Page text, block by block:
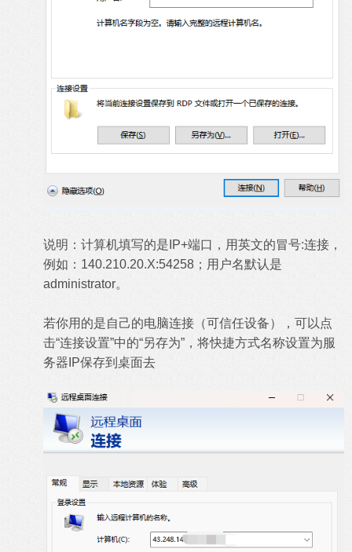
说明：计算机填写的是IP+端口，用英文的冒号:连接，
例如：140.210.20.X:54258；用户名默认是
administrator。
若你用的是自己的电脑连接（可信任设备），可以点
击“连接设置”中的“另存为”，将快捷方式名称设置为服
务器IP保存到桌面去